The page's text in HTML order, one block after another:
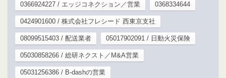
0366924227 / エッジコネクション／営業 0368334644
0424901600 / 株式会社フレシード 西東京支社
08099515403 / 配送業者 05017902091 / 日動火災保険
05030858266 / 総研ネクスト／M&A営業
05031256386 / B-dashの営業